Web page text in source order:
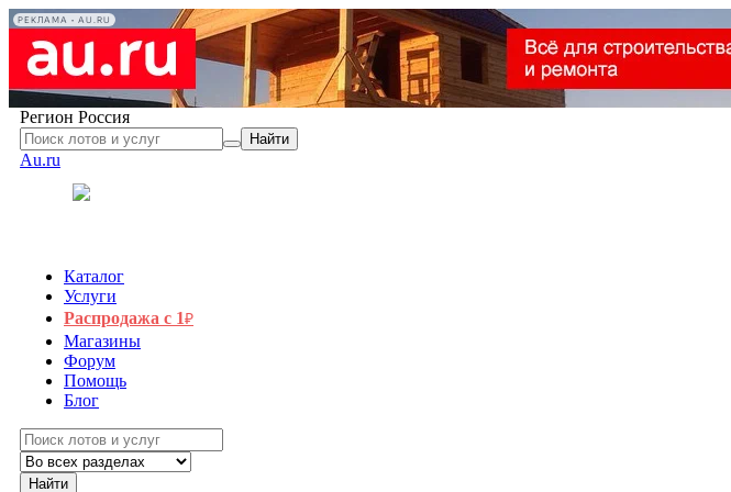
РЕКЛАМА • AU.RU
Регион Россия
Найти
Au.ru
Каталог
Услуги
Распродажа с 1₽
Магазины
Форум
Помощь
Блог
Найти